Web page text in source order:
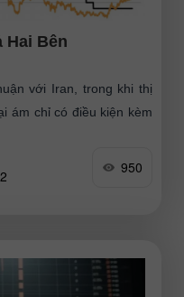
Hai Bên
với Iran, trong khi thị
ám chỉ có điều kiện kèm
950